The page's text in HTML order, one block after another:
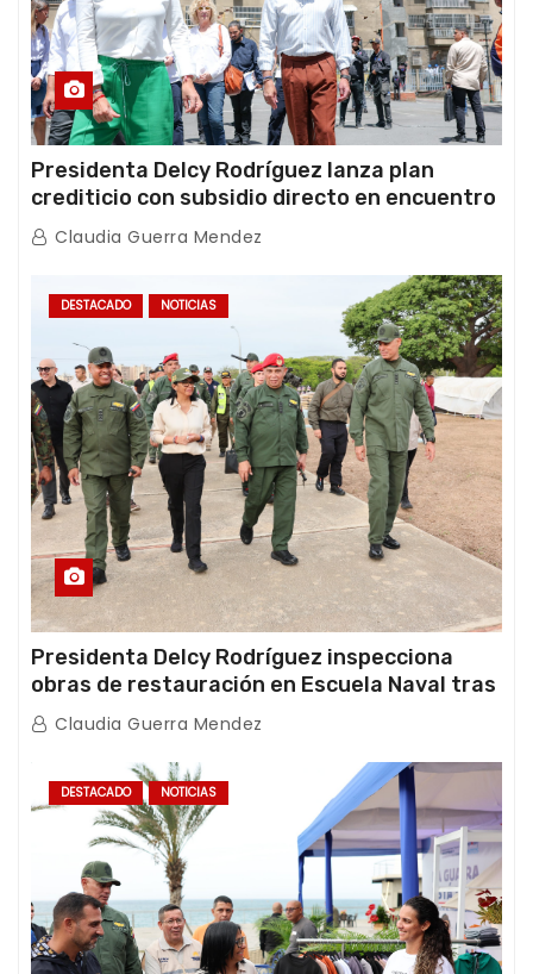
Presidenta Delcy Rodríguez lanza plan
crediticio con subsidio directo en encuentro
con Juntas de Condominio
Claudia Guerra Mendez
DESTACADO NOTICIAS
Presidenta Delcy Rodríguez inspecciona
obras de restauración en Escuela Naval tras
afectaciones sísmicas en La Guaira
Claudia Guerra Mendez
DESTACADO NOTICIAS